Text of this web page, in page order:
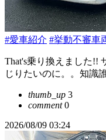
#愛車紹介 #挙動不審車
That's乗り換えました!!
じりたいのに。。知識
thumb_up 3
comment0
2026/08/09 03:24